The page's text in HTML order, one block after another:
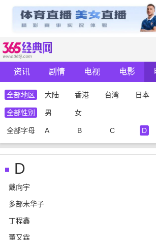
资讯 剧情 电视 电影
全部地区 大陆 香港 台湾 日本
全部性别 男 女
全部字母 A B C D
D
戴向宇
多部未华子
丁程鑫
董又霖